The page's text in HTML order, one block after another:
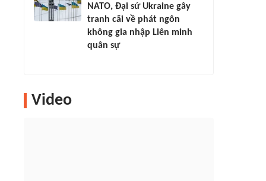
NATO, Đại sứ Ukraine gây
tranh cãi về phát ngôn
không gia nhập Liên minh
quân sự
Video